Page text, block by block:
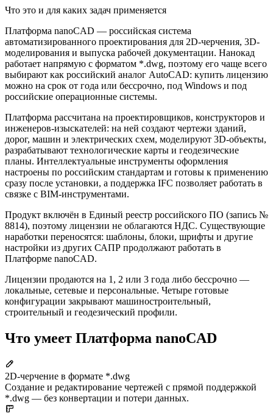
Что это и для каких задач применяется
Платформа nanoCAD — российская система
автоматизированного проектирования для 2D-черчения, 3D-
моделирования и выпуска рабочей документации. Нанокад
работает напрямую с форматом *.dwg, поэтому его чаще всего
выбирают как российский аналог AutoCAD: купить лицензию
можно на срок от года или бессрочно, под Windows и под
российские операционные системы.
Платформа рассчитана на проектировщиков, конструкторов и
инженеров-изыскателей: на ней создают чертежи зданий,
дорог, машин и электрических схем, моделируют 3D-объекты,
разрабатывают технологические карты и геодезические
планы. Интеллектуальные инструменты оформления
настроены по российским стандартам и готовы к применению
сразу после установки, а поддержка IFC позволяет работать в
связке с BIM-инструментами.
Продукт включён в Единый реестр российского ПО (запись №
8814), поэтому лицензии не облагаются НДС. Существующие
наработки переносятся: шаблоны, блоки, шрифты и другие
настройки из других САПР продолжают работать в
Платформе nanoCAD.
Лицензии продаются на 1, 2 или 3 года либо бессрочно —
локальные, сетевые и персональные. Четыре готовые
конфигурации закрывают машиностроительный,
строительный и геодезический профили.
Что умеет Платформа nanoCAD
2D-черчение в формате *.dwg
Создание и редактирование чертежей с прямой поддержкой
*.dwg — без конвертации и потери данных.